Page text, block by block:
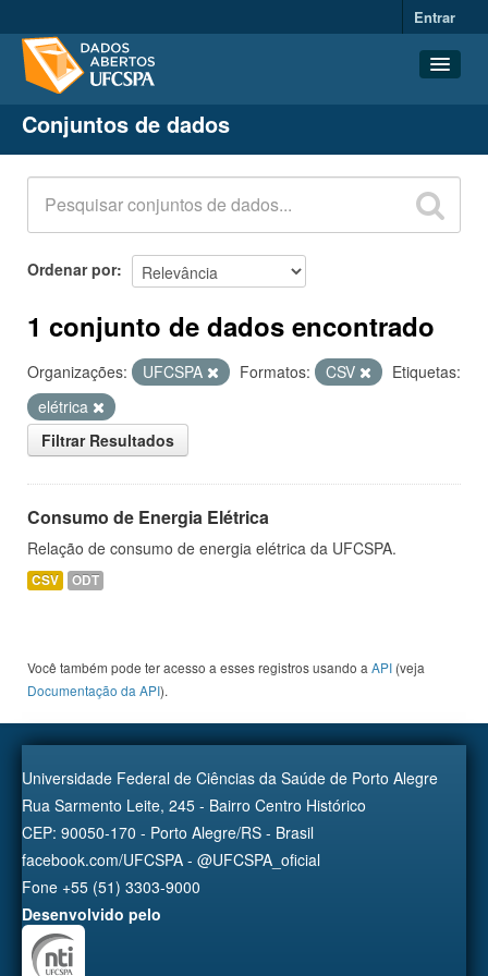
Entrar
Conjuntos de dados
Organizações
Grupos
Sobre
Conjuntos de dados
Ordenar por
1 conjunto de dados encontrado
Organizações: UFCSPA Formatos: CSV
Etiquetas:
elétrica
Filtrar Resultados
Consumo de Energia Elétrica
Relação de consumo de energia elétrica da UFCSPA.
CSV ODT
Você também pode ter acesso a esses registros usando a API (veja
Documentação da API).
Universidade Federal de Ciências da Saúde de Porto Alegre
Rua Sarmento Leite, 245 - Bairro Centro Histórico
CEP: 90050-170 - Porto Alegre/RS - Brasil
facebook.com/UFCSPA - @UFCSPA_oficial
Fone +55 (51) 3303-9000
Desenvolvido pelo